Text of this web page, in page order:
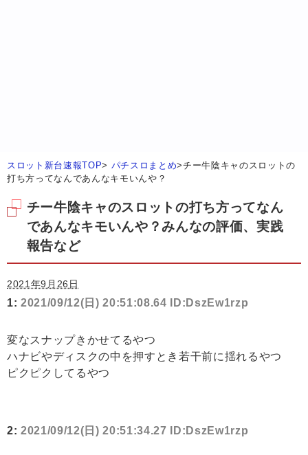
スロット新台速報TOP> パチスロまとめ>チー牛陰キャのスロットの
打ち方ってなんであんなキモいんや？
チー牛陰キャのスロットの打ち方ってなん
であんなキモいんや？みんなの評価、実践
報告など
2021年9月26日
1: 2021/09/12(日) 20:51:08.64 ID:DszEw1rzp
変なスナップきかせてるやつ
ハナビやディスクの中を押すとき若干前に揺れるやつ
ピクピクしてるやつ
2: 2021/09/12(日) 20:51:34.27 ID:DszEw1rzp